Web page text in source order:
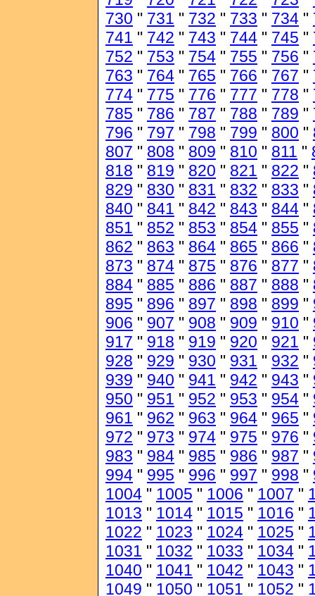
730 " 731 " 732 " 733 " 734 "
741 " 742 " 743 " 744 " 745 "
752 " 753 " 754 " 755 " 756 "
763 " 764 " 765 " 766 " 767 "
774 " 775 " 776 " 777 " 778 "
785 " 786 " 787 " 788 " 789 "
796 " 797 " 798 " 799 " 800 "
807 " 808 " 809 " 810 " 811 "
818 " 819 " 820 " 821 " 822 "
829 " 830 " 831 " 832 " 833 "
840 " 841 " 842 " 843 " 844 "
851 " 852 " 853 " 854 " 855 "
862 " 863 " 864 " 865 " 866 "
873 " 874 " 875 " 876 " 877 "
884 " 885 " 886 " 887 " 888 "
895 " 896 " 897 " 898 " 899 "
906 " 907 " 908 " 909 " 910 "
917 " 918 " 919 " 920 " 921 "
928 " 929 " 930 " 931 " 932 "
939 " 940 " 941 " 942 " 943 "
950 " 951 " 952 " 953 " 954 "
961 " 962 " 963 " 964 " 965 "
972 " 973 " 974 " 975 " 976 "
983 " 984 " 985 " 986 " 987 "
994 " 995 " 996 " 997 " 998 "
1004 " 1005 " 1006 " 1007 "
1013 " 1014 " 1015 " 1016 "
1022 " 1023 " 1024 " 1025 "
1031 " 1032 " 1033 " 1034 "
1040 " 1041 " 1042 " 1043 "
1049 " 1050 " 1051 " 1052 "